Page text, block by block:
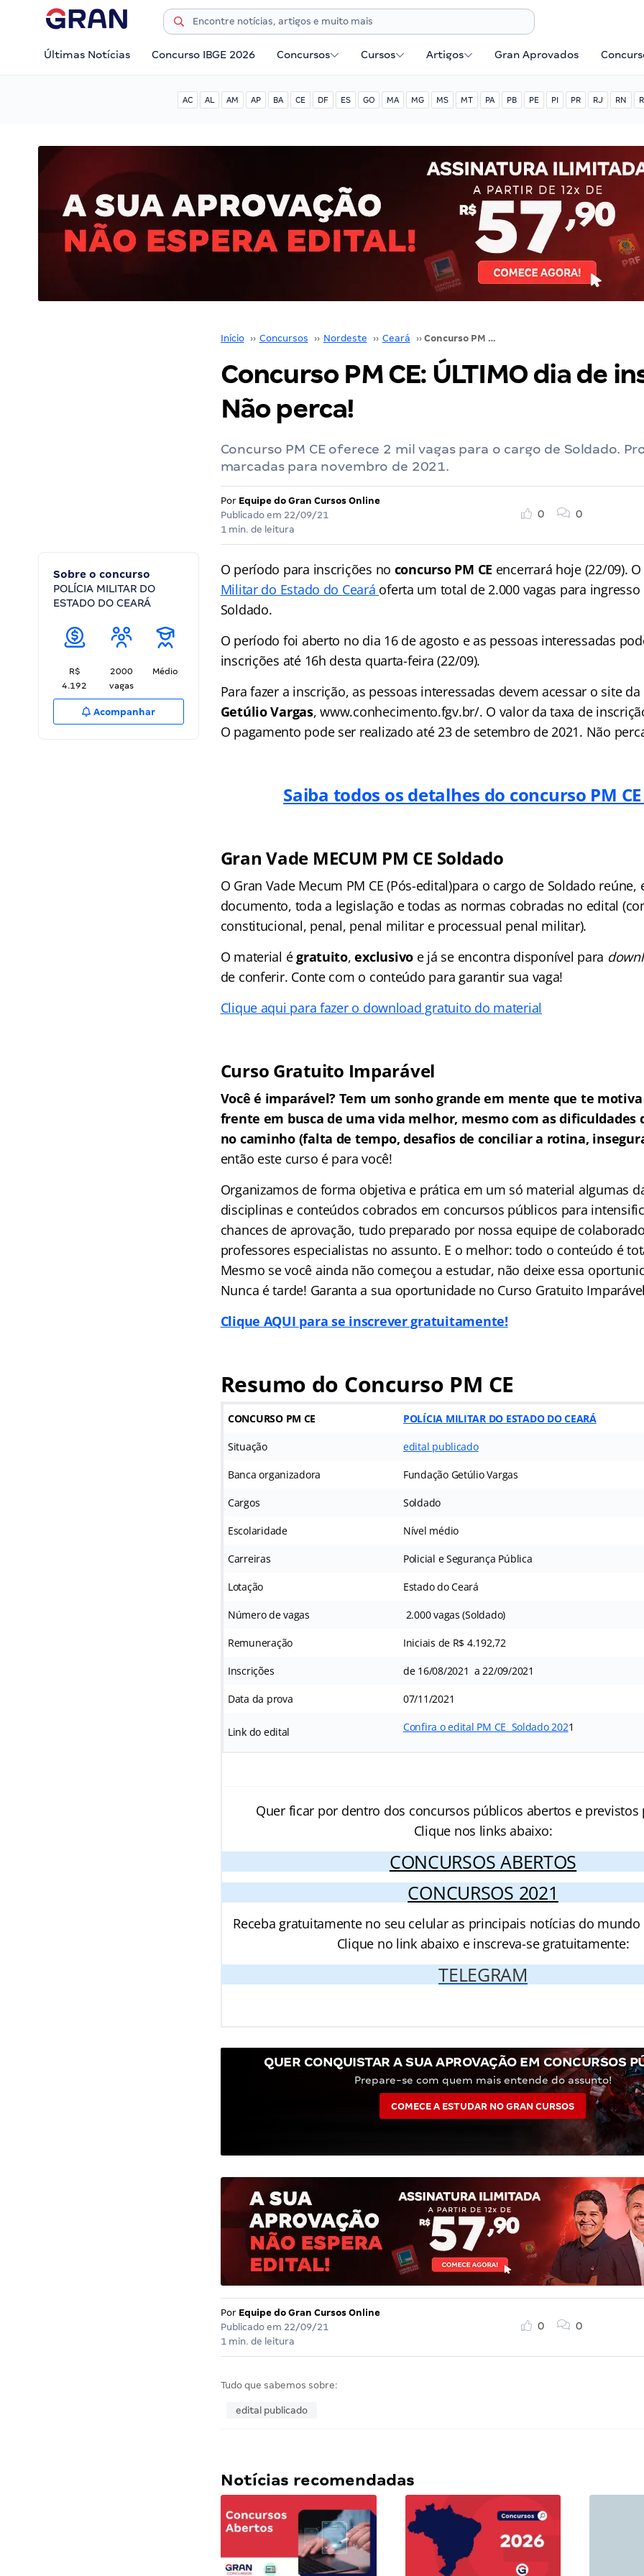
Últimas Notícias Concurso IBGE 2026 Concursos Cursos Artigos Gran Aprovados
AC AL AM AP BA CE DF ES GO MA MG MS MT PA PB PE PI PR RJ RN
Início ›› Concursos ›› Nordeste ›› Ceará ›› Concurso PM CE: ÚLTIMO dia de inscrição! Não perca!
Concurso PM CE: ÚLTIMO dia de
Não perca!
Concurso PM CE oferece 2 mil vagas para o cargo de Soldado.
marcadas para novembro de 2021.
Por Equipe do Gran Cursos Online
Publicado em 22/09/21
1 min. de leitura
0 0
Sobre o concurso
POLÍCIA MILITAR DO
ESTADO DO CEARÁ
R$
4.192
2000
vagas
Médio
Acompanhar
O período para inscrições no concurso PM CE encerrará hoje (22/09).
Militar do Estado do Ceará oferta um total de 2.000 vagas para
Soldado.
O período foi aberto no dia 16 de agosto e as pessoas interessadas
inscrições até 16h desta quarta-feira (22/09).
Para fazer a inscrição, as pessoas interessadas devem acessar o site da
Getúlio Vargas, www.conhecimento.fgv.br/. O valor da taxa de
O pagamento pode ser realizado até 23 de setembro de 2021. Não
Saiba todos os detalhes do concurso PM
Gran Vade MECUM PM CE Soldado
O Gran Vade Mecum PM CE (Pós-edital)para o cargo de Soldado
documento, toda a legislação e todas as normas cobradas no edital
constitucional, penal, penal militar e processual penal militar).
O material égratuito, exclusivoe já se encontra disponível para
de conferir. Conte com o conteúdo para garantir sua vaga!
Clique aqui para fazer o download gratuito do material
Curso Gratuito Imparável
Você é imparável? Tem um sonho grande em mente que te
frente em busca de uma vida melhor, mesmo com as dificuldades
no caminho (falta de tempo, desafios de conciliar a rotina,
então este curso é para você!
Organizamos de forma objetiva e prática em um só material algumas
disciplinas e conteúdos cobrados em concursos públicos para
chances de aprovação, tudo preparado por nossa equipe de
professores especialistas no assunto. E o melhor: todo o conteúdo é
Mesmo se você ainda não começou a estudar, não deixe essa
Nunca é tarde! Garanta a sua oportunidade no Curso Gratuito
Clique AQUI para se inscrever gratuitamente!
Resumo do Concurso PM CE
CONCURSO PM CE POLÍCIA MILITAR DO ESTADO DO CEARÁ
Situação edital publicado
Banca organizadora Fundação Getúlio Vargas
Cargos Soldado
Escolaridade Nível médio
Carreiras Policial e Segurança Pública
Lotação Estado do Ceará
Número de vagas 2.000 vagas (Soldado)
Remuneração Iniciais de R$ 4.192,72
Inscrições de 16/08/2021 a 22/09/2021
Data da prova 07/11/2021
Link do edital Confira o edital PM CE Soldado 2021
Quer ficar por dentro dos concursos públicos abertos e previstos
Clique nos links abaixo:
CONCURSOS ABERTOS
CONCURSOS 2021
Receba gratuitamente no seu celular as principais notícias do
Clique no link abaixo e inscreva-se gratuitamente:
TELEGRAM
QUER CONQUISTAR A SUA APROVAÇÃO EM CONCURSOS
Prepare-se com quem mais entende do assunto!
COMECE A ESTUDAR NO GRAN CURSOS
Por Equipe do Gran Cursos Online
Publicado em 22/09/21
1 min. de leitura
0 0
Tudo que sabemos sobre:
edital publicado
Notícias recomendadas